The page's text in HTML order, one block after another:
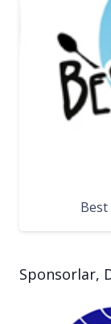
Sponsorlar,